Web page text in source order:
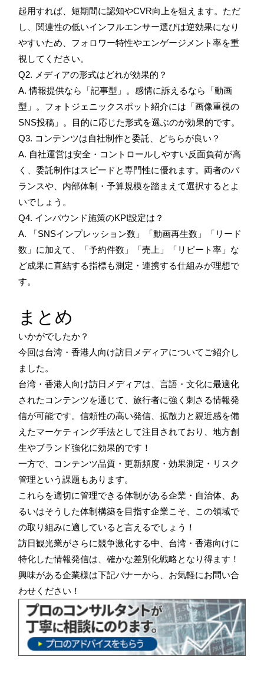
起用すれば、短期間に認知やCVR向上を狙えます。ただ
し、関連性の低いインフルエンサー選びは逆効果になり
やすいため、フォロワー特性やエンゲージメント率を重
視してください。
Q2. メディアの形式はどれが効果的？
A. 情報提供なら「記事型」。感情に訴えるなら「動画
型」。フォトジェニックスポット紹介には「画像重視の
SNS投稿」。目的に応じた形式を選ぶのが効果的です。
Q3. コンテンツは自社制作と委託、どちらが良い？
A. 自社運営は安全・コントロールしやすい反面負荷が高
く、委託制作はスピードと専門性に優れます。両者のバ
ランスや、内部体制・予算規模を踏まえて選択するとよ
いでしょう。
Q4. インバウンド施策のKPI設定は？
A. 「SNSインプレッション数」「動画再生数」「リード
数」に加えて、「予約件数」「売上」「リピート率」な
ど成果に直結する指標も測定・連携する仕組みが理想で
す。
まとめ
いかがでしたか？
今回は台湾・香港人向け訪日メディアについてご紹介し
ました。
台湾・香港人向け訪日メディアは、言語・文化に最適化
されたコンテンツを通じて、旅行者に強く刺さる情報発
信が可能です。信頼性の高い発信、拡散力と親近感を備
えたマーケティング手法として注目されており、地方創
生やブランド強化に効果的です！
一方で、コンテンツ品質・更新頻度・効果測定・リスク
管理という課題もあります。
これらを適切に管理できる体制がある企業・自治体、あ
るいはそうした体制構築を目指す企業こそ、この領域で
の取り組みに適していると言えるでしょう！
訪日観光業がさらに競争激化する中、台湾・香港向けに
特化した情報発信は、確かな差別化戦略となり得ます！
興味がある企業様は下記バナーから、お気軽にお問い合
わせください！